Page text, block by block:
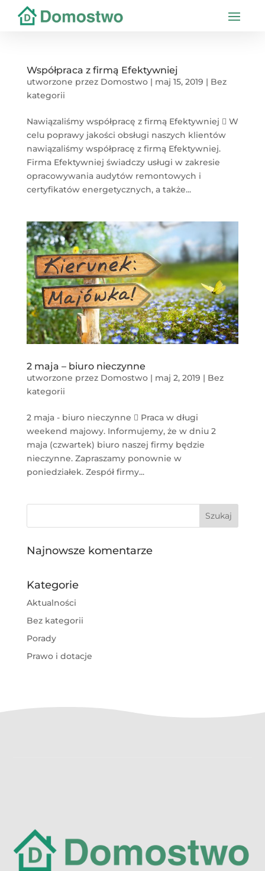
Współpraca z firmą Efektywniej
utworzone przez Domostwo| maj 15, 2019 | Bez
kategorii
Nawiązaliśmy współpracę z firmą Efektywniej  W
celu poprawy jakości obsługi naszych klientów
nawiązaliśmy współpracę z firmą Efektywniej.
Firma Efektywniej świadczy usługi w zakresie
opracowywania audytów remontowych i
certyfikatów energetycznych, a także...
2 maja – biuro nieczynne
utworzone przez Domostwo| maj 2, 2019 | Bez
kategorii
2 maja - biuro nieczynne  Praca w długi
weekend majowy. Informujemy, że w dniu 2
maja (czwartek) biuro naszej firmy będzie
nieczynne. Zapraszamy ponownie w
poniedziałek. Zespół firmy...
Najnowsze komentarze
Kategorie
Aktualności
Bez kategorii
Porady
Prawo i dotacje